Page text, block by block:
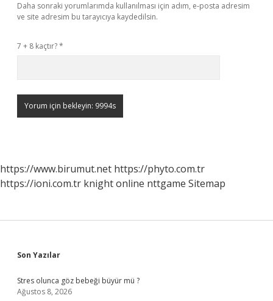
Daha sonraki yorumlarımda kullanılması için adım, e-posta adresim
ve site adresim bu tarayıcıya kaydedilsin.
7 + 8 kaçtır?*
https://www.birumut.net https://phyto.com.tr
https://ioni.com.tr knight online nttgame Sitemap
Sidebar
Son Yazılar
Stres olunca göz bebeği büyür mü ?
Ağustos 8, 2026